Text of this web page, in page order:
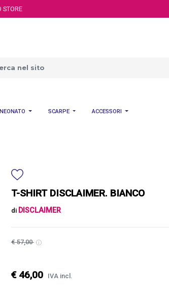
STORE
NEONATO SCARPE ACCESSORI
T-SHIRT DISCLAIMER. BIANCO
di DISCLAIMER
€ 57,00
€ 46,00 IVA incl.